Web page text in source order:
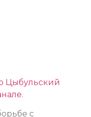
Цыбульский
с